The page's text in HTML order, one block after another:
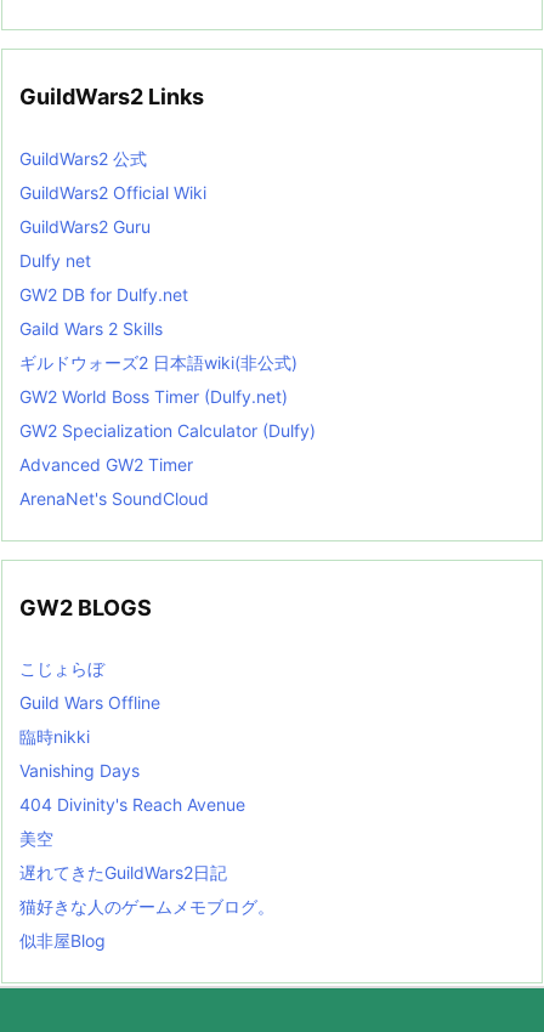
GuildWars2 Links
GuildWars2 公式
GuildWars2 Official Wiki
GuildWars2 Guru
Dulfy net
GW2 DB for Dulfy.net
Gaild Wars 2 Skills
ギルドウォーズ2 日本語wiki(非公式)
GW2 World Boss Timer (Dulfy.net)
GW2 Specialization Calculator (Dulfy)
Advanced GW2 Timer
ArenaNet's SoundCloud
GW2 BLOGS
こじょらぼ
Guild Wars Offline
臨時nikki
Vanishing Days
404 Divinity's Reach Avenue
美空
遅れてきたGuildWars2日記
猫好きな人のゲームメモブログ。
似非屋Blog